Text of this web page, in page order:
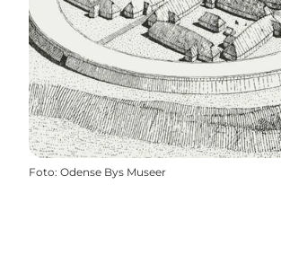
Foto: Odense Bys Museer